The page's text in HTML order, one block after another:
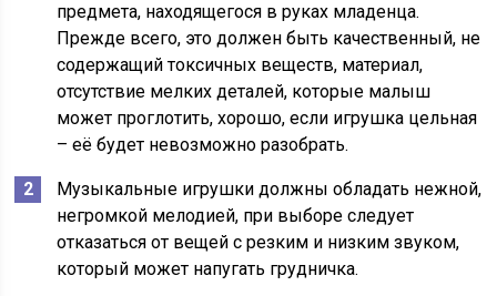
предмета, находящегося в руках младенца.
Прежде всего, это должен быть качественный, не
содержащий токсичных веществ, материал,
отсутствие мелких деталей, которые малыш
может проглотить, хорошо, если игрушка цельная
– её будет невозможно разобрать.
Музыкальные игрушки должны обладать нежной,
негромкой мелодией, при выборе следует
отказаться от вещей с резким и низким звуком,
который может напугать грудничка.